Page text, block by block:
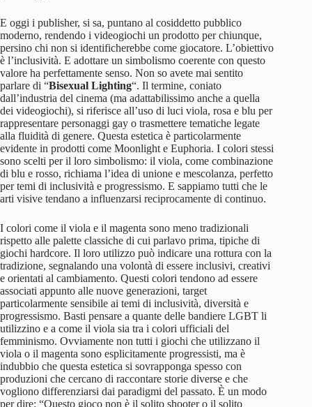
E oggi i publisher, si sa, puntano al cosiddetto pubblico
moderno, rendendo i videogiochi un prodotto per chiunque,
persino chi non si identificherebbe come giocatore. L’obiettivo
è l’inclusività. E adottare un simbolismo coerente con questo
valore ha perfettamente senso. Non so avete mai sentito
parlare di “Bisexual Lighting“. Il termine, coniato
dall’industria del cinema (ma adattabilissimo anche a quella
dei videogiochi), si riferisce all’uso di luci viola, rosa e blu per
rappresentare personaggi gay o trasmettere tematiche legate
alla fluidità di genere. Questa estetica è particolarmente
evidente in prodotti come Moonlight e Euphoria. I colori stessi
sono scelti per il loro simbolismo: il viola, come combinazione
di blu e rosso, richiama l’idea di unione e mescolanza, perfetto
per temi di inclusività e progressismo. E sappiamo tutti che le
arti visive tendano a influenzarsi reciprocamente di continuo.
I colori come il viola e il magenta sono meno tradizionali
rispetto alle palette classiche di cui parlavo prima, tipiche di
giochi hardcore. Il loro utilizzo può indicare una rottura con la
tradizione, segnalando una volontà di essere inclusivi, creativi
e orientati al cambiamento. Questi colori tendono ad essere
associati appunto alle nuove generazioni, target
particolarmente sensibile ai temi di inclusività, diversità e
progressismo. Basti pensare a quante delle bandiere LGBT li
utilizzino e a come il viola sia tra i colori ufficiali del
femminismo. Ovviamente non tutti i giochi che utilizzano il
viola o il magenta sono esplicitamente progressisti, ma è
indubbio che questa estetica si sovrapponga spesso con
produzioni che cercano di raccontare storie diverse e che
vogliono differenziarsi dai paradigmi del passato. È un modo
per dire: “Questo gioco non è il solito shooter o il solito